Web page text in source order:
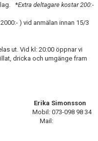
lag. *Extra deltagare kostar 200:-
) vid anmälan innan 15/3
ut. Vid kl: 20:00 öppnar vi
dricka och umgänge fram
Simonsson
073-098 98 34
Mail: